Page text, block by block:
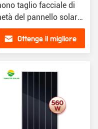
taglio facciale di
del pannello solare
132Cells 210mm
Ottenga il migliore